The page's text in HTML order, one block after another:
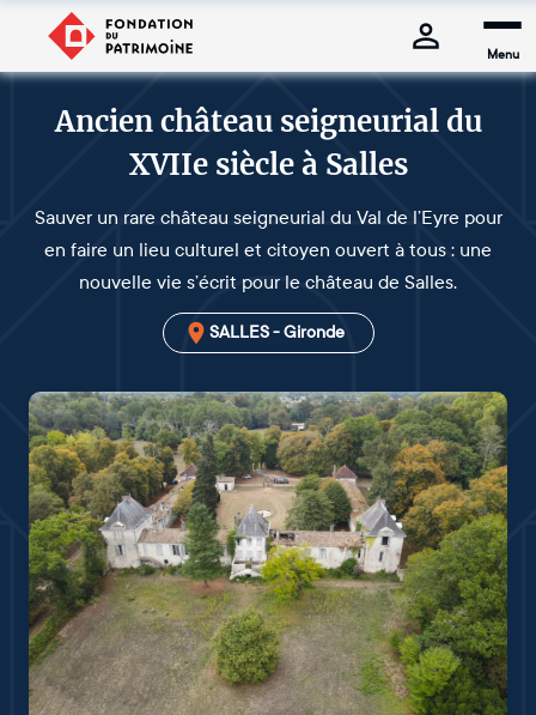
Menu
Ancien château seigneurial du
XVIIe siècle à Salles
Sauver un rare château seigneurial du Val de l’Eyre pour
en faire un lieu culturel et citoyen ouvert à tous : une
nouvelle vie s’écrit pour le château de Salles.
SALLES - Gironde